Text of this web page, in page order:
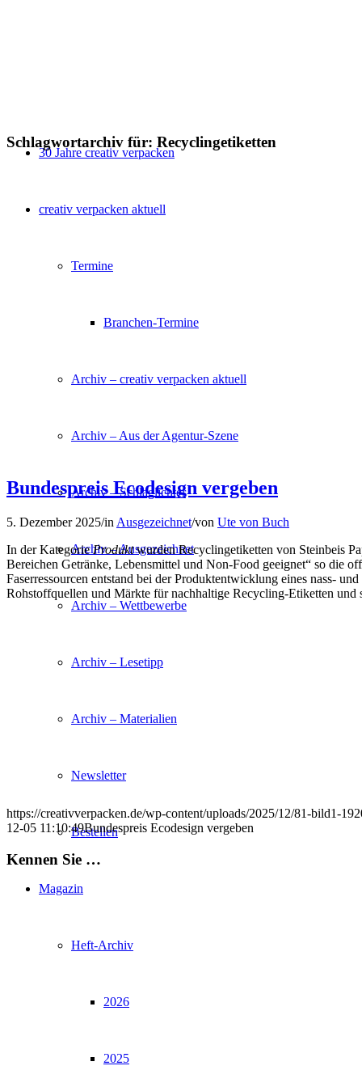
30 Jahre creativ verpacken
creativ verpacken aktuell
Termine
Branchen-Termine
Archiv – creativ verpacken aktuell
Archiv – Aus der Agentur-Szene
Archiv – Schlaglichter
Archiv – Ausgezeichnet
Archiv – Wettbewerbe
Archiv – Lesetipp
Archiv – Materialien
Newsletter
Bestellen
Magazin
Heft-Archiv
2026
2025
Schlagwortarchiv für: Recyclingetiketten
Bundespreis Ecodesign vergeben
5. Dezember 2025/in Ausgezeichnet/von Ute von Buch
In der KategorieProduktwurden Recyclingetiketten von Steinbeis
Bereichen Getränke, Lebensmittel und Non-Food geeignet“ so die
Faserressourcen entstand bei der Produktentwicklung eines nass-
Rohstoffquellen und Märkte für nachhaltige Recycling-Etiketten
https://creativverpacken.de/wp-content/uploads/2025/12/81-bild1-
12-05 11:10:49Bundespreis Ecodesign vergeben
Kennen Sie …